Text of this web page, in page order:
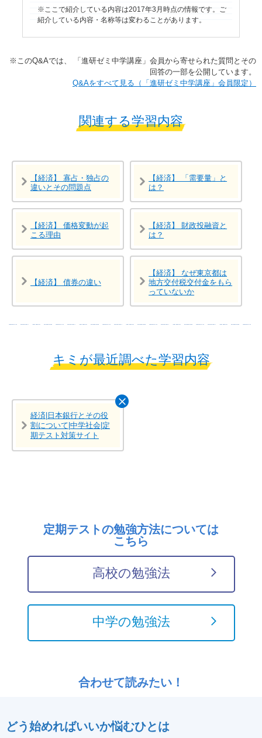
ここで紹介している内容は2017年3月時点の情報です。ご
紹介している内容・名称等は変わることがあります。
※​このQ&Aでは、​ 「進研ゼミ中学講座」​会員から寄せられた質問とその
回答の一部を公開しています。​
​​Q&Aをすべて見る（「進研ゼミ中学講座」会員限定）
関連する学習内容
【経済】 寡占・独占の
違いとその問題点
【経済】 「需要量」と
は？
【経済】 価格変動が起
こる理由
【経済】 財政投融資と
は？
【経済】 債券の違い
【経済】 なぜ東京都は
地方交付税交付金をもら
っていないか
キミが最近調べた学習内容
経済|日本銀行とその役
割について|中学社会|定
期テスト対策サイト
定期テストの勉強方法については
こちら
高校の勉強法
中学の勉強法
合わせて読みたい！
どう始めればいいか悩むひとは